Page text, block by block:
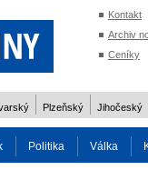
Kontakt
Archiv
Ceníky
Plzeňský Jihočeský
Politika Válka